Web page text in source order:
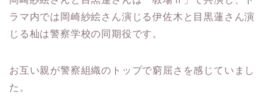
ラマ内では岡崎紗絵さん演じる伊佐木と目黒蓮さん演
じる杣は警察学校の同期役です。
お互い親が警察組織のトップで窮屈さを感じていまし
た。